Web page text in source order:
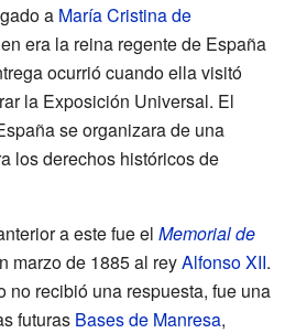
a María Cristina de
era la reina regente de España
ocurrió cuando ella visitó
la Exposición Universal. El
se organizara de una
los derechos históricos de
a este fue el Memorial de
marzo de 1885 al reyAlfonso XII.
no recibió una respuesta, fue una
futuras Bases de Manresa,